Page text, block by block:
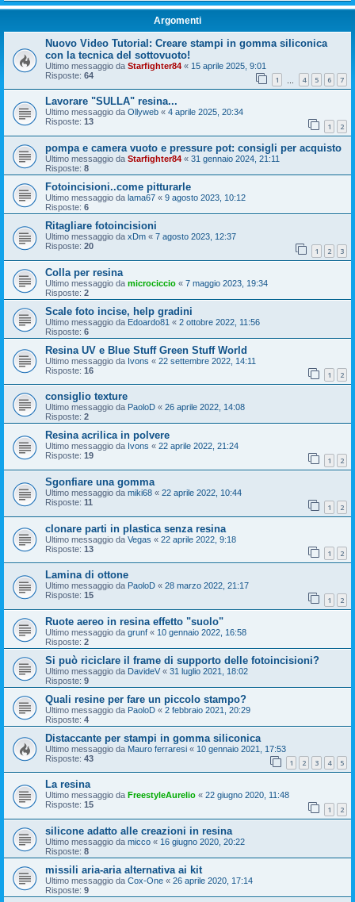
Argomenti
Nuovo Video Tutorial: Creare stampi in gomma siliconica
con la tecnica del sottovuoto!
Ultimo messaggio da Starfighter84 « 15 aprile 2025, 9:01
Risposte: 64 1 4 5 6 7
Lavorare "SULLA" resina...
Ultimo messaggio da Ollyweb « 4 aprile 2025, 20:34
Risposte: 13 1 2
pompa e camera vuoto e pressure pot: consigli per acquisto
Ultimo messaggio da Starfighter84 « 31 gennaio 2024, 21:11
Risposte: 8
Fotoincisioni..come pitturarle
Ultimo messaggio da lama67 « 9 agosto 2023, 10:12
Risposte: 6
Ritagliare fotoincisioni
Ultimo messaggio da xDm « 7 agosto 2023, 12:37
Risposte: 20 1 2 3
Colla per resina
Ultimo messaggio da microciccio « 7 maggio 2023, 19:34
Risposte: 2
Scale foto incise, help gradini
Ultimo messaggio da Edoardo81 « 2 ottobre 2022, 11:56
Risposte: 6
Resina UV e Blue Stuff Green Stuff World
Ultimo messaggio da Ivons « 22 settembre 2022, 14:11
Risposte: 16 1 2
consiglio texture
Ultimo messaggio da PaoloD « 26 aprile 2022, 14:08
Risposte: 2
Resina acrilica in polvere
Ultimo messaggio da Ivons « 22 aprile 2022, 21:24
Risposte: 19 1 2
Sgonfiare una gomma
Ultimo messaggio da miki68 « 22 aprile 2022, 10:44
Risposte: 11 1 2
clonare parti in plastica senza resina
Ultimo messaggio da Vegas « 22 aprile 2022, 9:18
Risposte: 13 1 2
Lamina di ottone
Ultimo messaggio da PaoloD « 28 marzo 2022, 21:17
Risposte: 15 1 2
Ruote aereo in resina effetto "suolo"
Ultimo messaggio da grunf « 10 gennaio 2022, 16:58
Risposte: 2
Si può riciclare il frame di supporto delle fotoincisioni?
Ultimo messaggio da DavideV « 31 luglio 2021, 18:02
Risposte: 9
Quali resine per fare un piccolo stampo?
Ultimo messaggio da PaoloD « 2 febbraio 2021, 20:29
Risposte: 4
Distaccante per stampi in gomma siliconica
Ultimo messaggio da Mauro ferraresi « 10 gennaio 2021, 17:53
Risposte: 43 1 2 3 4 5
La resina
Ultimo messaggio da FreestyleAurelio « 22 giugno 2020, 11:48
Risposte: 15 1 2
silicone adatto alle creazioni in resina
Ultimo messaggio da micco « 16 giugno 2020, 20:22
Risposte: 8
missili aria-aria alternativa ai kit
Ultimo messaggio da Cox-One « 26 aprile 2020, 17:14
Risposte: 9